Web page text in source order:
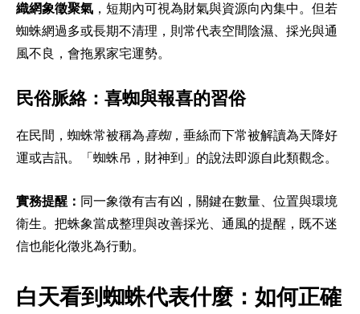
織網象徵聚氣 ，短期內可視為財氣與資源向內集中。但若
蜘蛛網過多或長期不清理，則常代表空間陰濕、採光與通
風不良，會拖累家宅運勢。
民俗脈絡：喜蜘與報喜的習俗
在民間，蜘蛛常被稱為喜蜘，垂絲而下常被解讀為天降好
運或吉訊。「蜘蛛吊，財神到」的說法即源自此類觀念。
實務提醒： 同一象徵有吉有凶，關鍵在數量、位置與環境
衛生。把蛛象當成整理與改善採光、通風的提醒，既不迷
信也能化徵兆為行動。
白天看到蜘蛛代表什麼：如何正確